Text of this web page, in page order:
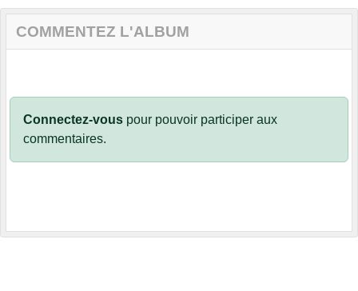
COMMENTEZ L'ALBUM
Connectez-vous pour pouvoir participer aux
commentaires.